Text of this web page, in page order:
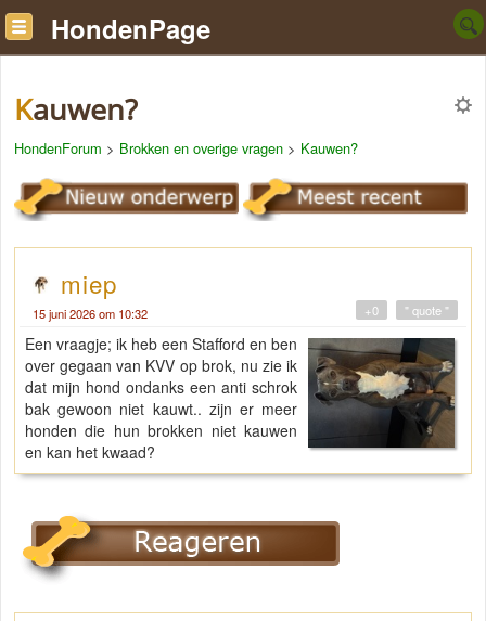
HondenPage
Kauwen?
HondenForum > Brokken en overige vragen > Kauwen?
miep
15 juni 2026 om 10:32 " quote "
+0
Een vraagje; ik heb een Stafford en ben
over gegaan van KVV op brok, nu zie ik
dat mijn hond ondanks een anti schrok
bak gewoon niet kauwt.. zijn er meer
honden die hun brokken niet kauwen
en kan het kwaad?